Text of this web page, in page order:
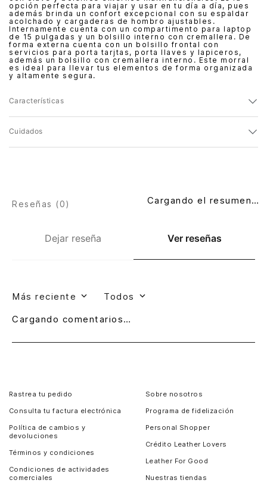
opción perfecta para viajar y usar en tu día a día, pues
además brinda un confort excepcional con su espaldar
acolchado y cargaderas de hombro ajustables.
Internamente cuenta con un compartimento para laptop
de 15 pulgadas y un bolsillo interno con cremallera. De
forma externa cuenta con un bolsillo frontal con
servicios para porta tarjtas, porta llaves y lapiceros,
además un bolsillo con cremallera interno. Este morral
es ideal para llevar tus elementos de forma organizada
y altamente segura.
Características
Cuidados
Dejar reseña Ver reseñas
Reseñas (0) Cargando el resumen…
Más reciente Todos
Cargando comentarios…
Rastrea tu pedido
Consulta tu factura electrónica
Política de cambios y
devoluciones
Términos y condiciones
Condiciones de actividades
comerciales
Sobre nosotros
Programa de fidelización
Personal Shopper
Crédito Leather Lovers
Leather For Good
Nuestras tiendas